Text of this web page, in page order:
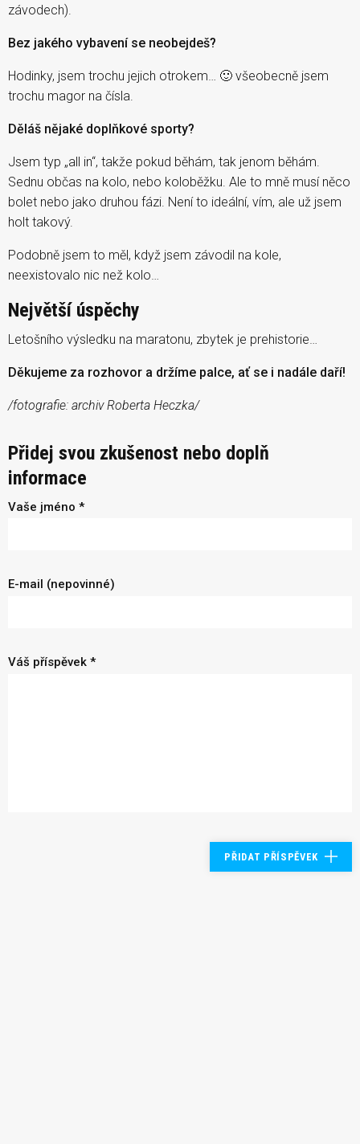
závodech).
Bez jakého vybavení se neobejdeš?
Hodinky, jsem trochu jejich otrokem… 🙂 všeobecně jsem
trochu magor na čísla.
Děláš nějaké doplňkové sporty?
Jsem typ „all in“, takže pokud běhám, tak jenom běhám.
Sednu občas na kolo, nebo koloběžku. Ale to mně musí něco
bolet nebo jako druhou fázi. Není to ideální, vím, ale už jsem
holt takový.
Podobně jsem to měl, když jsem závodil na kole,
neexistovalo nic než kolo…
Největší úspěchy
Letošního výsledku na maratonu, zbytek je prehistorie…
Děkujeme za rozhovor a držíme palce, ať se i nadále daří!
/fotografie: archiv Roberta Heczka/
Přidej svou zkušenost nebo doplň
informace
Vaše jméno *
E-mail (nepovinné)
Váš příspěvek *
PŘIDAT PŘÍSPĚVEK